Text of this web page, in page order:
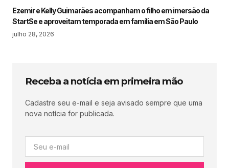
Ezemir e Kelly Guimarães acompanham o filho em imersão da
StartSe e aproveitam temporada em família em São Paulo
julho 28, 2026
Receba a notícia em primeira mão
Cadastre seu e-mail e seja avisado sempre que uma
nova notícia for publicada.